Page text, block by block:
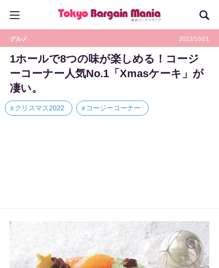
グルメ 2022/10/21
1ホールで8つの味が楽しめる！コージ
ーコーナー人気No.1「Xmasケーキ」が
凄い。
クリスマス2022 コージーコーナー